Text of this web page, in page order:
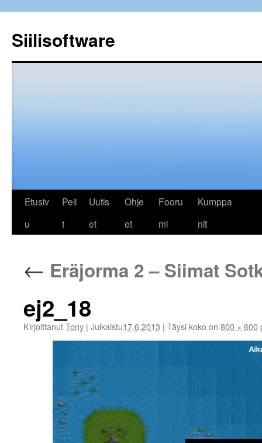
Siilisoftware
Siirry
sisältöön
Etusiv
u
Peli
t
Uutis
et
Ohje
et
Fooru
mi
Kumppa
nit
← Eräjorma 2 – Siimat
ej2_18
KirjoittanutTony | Julkaistu17.6.2013 | Täysi koko on 800 × 600